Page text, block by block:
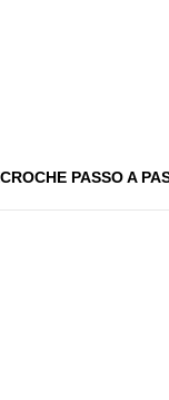
CROCHE PASSO A